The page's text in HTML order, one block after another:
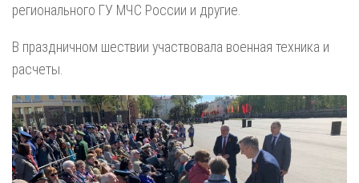
регионального ГУ МЧС России и другие.
В праздничном шествии участвовала военная техника и
расчеты.